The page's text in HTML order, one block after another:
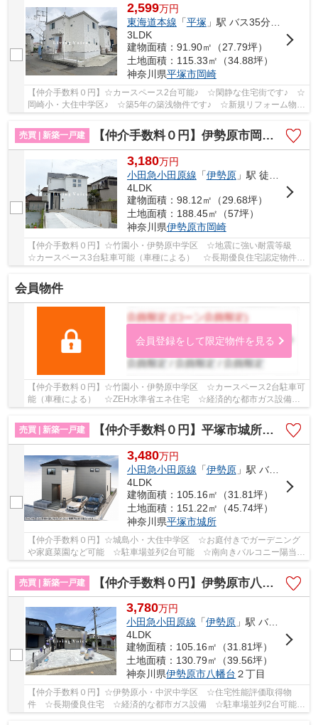
2,599万円
東海道本線 「平塚 」駅 バス35分 「御岳」 停歩7分
3LDK
建物面積：91.90㎡（27.79坪）
土地面積：115.33㎡（34.88坪）
神奈川県平塚市岡崎
【仲介手数料０円】☆カースペース2台可能♪ ☆閑静な住宅街です♪ ☆
岡崎小・大住中学区♪ ☆築5年の築浅物件です♪ ☆新規リフォーム物件
売買 | 新築一戸建
【仲介手数料０円】伊勢原市岡崎2期 新築一戸建て
3,180万円
小田急小田原線 「伊勢原」駅 徒歩21分
4LDK
建物面積：98.12㎡（29.68坪）
土地面積：188.45㎡（57坪）
神奈川県伊勢原市岡崎
【仲介手数料０円】☆竹園小・伊勢原中学区 ☆地震に強い耐震等級
☆カースペース3台駐車可能（車種による） ☆長期優良住宅認定物件
会員物件
会員登録をして限定物件を見る
【仲介手数料０円】☆竹園小・伊勢原中学区 ☆カースペース2台駐車可
能（車種による） ☆ZEH水準省エネ住宅 ☆経済的な都市ガス設備
☆WICなど収納スペース豊富 ☆コンビニ徒歩圏内にあ...
売買 | 新築一戸建
【仲介手数料０円】平塚市城所 新築一戸建て
3,480万円
小田急小田原線 「伊勢原」駅 バス7分 「大住中学校前」 停歩9分
4LDK
建物面積：105.16㎡（31.81坪）
土地面積：151.22㎡（45.74坪）
神奈川県平塚市城所
【仲介手数料０円】☆城島小・大住中学区 ☆お庭付きでガーデニング
や家庭菜園など可能 ☆駐車場並列2台可能 ☆南向きバルコニー陽当り
良好 ☆収納豊富な間取り ☆ZEH水準省エネ住宅♪ ...
売買 | 新築一戸建
【仲介手数料０円】伊勢原市八幡台2丁目 新築一戸建て 3号棟 全3棟
3,780万円
小田急小田原線 「伊勢原 」駅 バス8分 「団地南口（伊勢原市）」 停歩4分
4LDK
建物面積：105.16㎡（31.81坪）
土地面積：130.79㎡（39.56坪）
神奈川県伊勢原市八幡台 ２丁目
【仲介手数料０円】☆伊勢原小・中沢中学区 ☆住宅性能評価取得物
件 ☆長期優良住宅 ☆経済的な都市ガス設備 ☆駐車場並列2台可能